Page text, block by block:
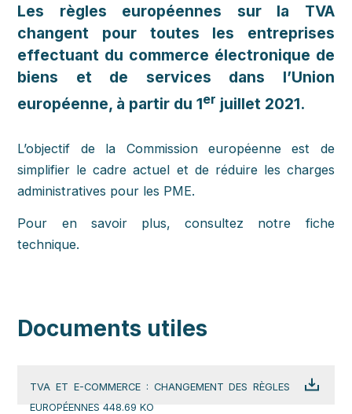
Les règles européennes sur la TVA
changent pour toutes les entreprises
effectuant du commerce électronique de
biens et de services dans l’Union
européenne, à partir du 1er juillet 2021.
L’objectif de la Commission européenne est de
simplifier le cadre actuel et de réduire les charges
administratives pour les PME.
Pour en savoir plus, consultez notre fiche
technique.
Documents utiles
TVA ET E-COMMERCE : CHANGEMENT DES RÈGLES
EUROPÉENNES 448.69 KO